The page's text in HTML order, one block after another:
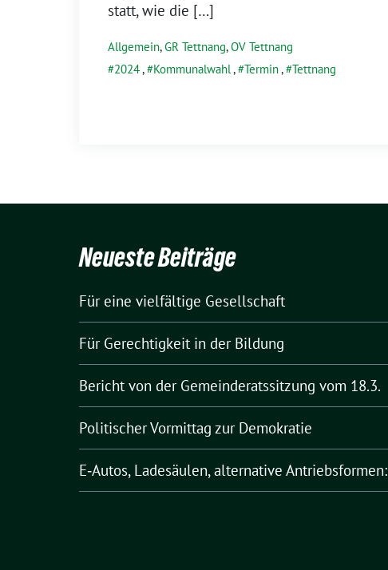
statt, wie die […]
Allgemein,GR Tettnang,OV Tettnang
2024, Kommunalwahl, Termin, Tettnang
Neueste Beiträge
Für eine vielfältige Gesellschaft
Für Gerechtigkeit in der Bildung
Bericht von der Gemeinderatssitzung vom 18.3.
Politischer Vormittag zur Demokratie
E‑Autos, Ladesäulen, alternative Antriebsformen: